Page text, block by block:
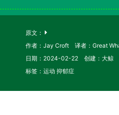
原文：
作者：Jay Croft 译者：Great
日期：2024-02-22 创建：大鲸
标签：运动 抑郁症